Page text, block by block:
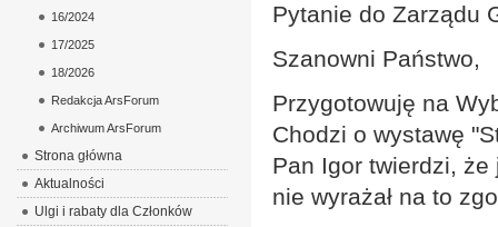
Pytanie do Zarządu
Szanowni Państwo,
Przygotowuję na
Chodzi o wystawę
Pan Igor twierdzi, że
nie wyrażał na to
16/2024
17/2025
18/2026
Redakcja ArsForum
Archiwum ArsForum
Strona główna
Aktualności
Ulgi i rabaty dla Członków